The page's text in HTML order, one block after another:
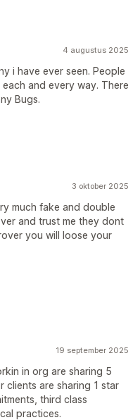
4 augustus 2025
i have ever seen. People
and every way. There
Bugs.
3 oktober 2025
much fake and double
and trust me they dont
you will loose your
19 september 2025
in org are sharing 5
clients are sharing 1 star
third class
practices.